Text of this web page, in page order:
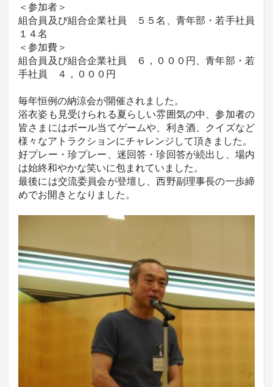
＜参加者＞
組合員及び組合企業社員 ５５名、青年部・若手社員
１４名
＜参加費＞
組合員及び組合企業社員 ６，０００円、青年部・若
手社員 ４，０００円
毎年恒例の納涼会が開催されました。
浴衣姿も見受けられる夏らしい雰囲気の中、参加者の
皆さまにはボール当てゲームや、利き酒、クイズなど
様々なアトラクションにチャレンジして頂きました。
好プレー・珍プレー、迷回答・珍回答が続出し、場内
は始終和やかな笑いに包まれていました。
最後には交流委員会が登壇し、西野副理事長の一歩締
めでお開きとなりました。